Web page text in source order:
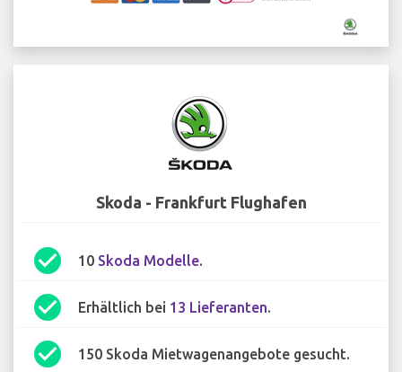
Skoda - Frankfurt Flughafen
check_circle 10 Skoda Modelle.
check_circle Erhältlich bei 13 Lieferanten.
check_circle 150 Skoda Mietwagenangebote gesucht.